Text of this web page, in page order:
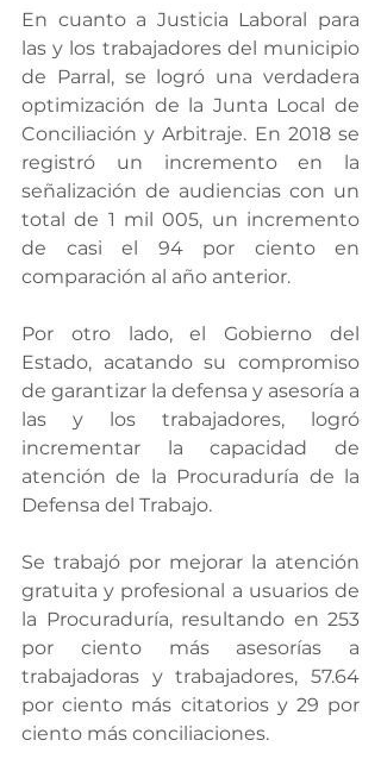
En cuanto a Justicia Laboral para
las y los trabajadores del municipio
de Parral, se logró una verdadera
optimización de la Junta Local de
Conciliación y Arbitraje. En 2018 se
registró un incremento en la
señalización de audiencias con un
total de 1 mil 005, un incremento
de casi el 94 por ciento en
comparación al año anterior.
Por otro lado, el Gobierno del
Estado, acatando su compromiso
de garantizar la defensa y asesoría a
las y los trabajadores, logró
incrementar la capacidad de
atención de la Procuraduría de la
Defensa del Trabajo.
Se trabajó por mejorar la atención
gratuita y profesional a usuarios de
la Procuraduría, resultando en 253
por ciento más asesorías a
trabajadoras y trabajadores, 57.64
por ciento más citatorios y 29 por
ciento más conciliaciones.